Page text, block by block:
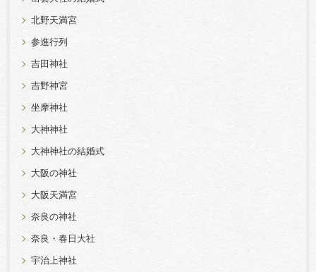
北野天満宮
参進行列
吉田神社
吉野神宮
坐摩神社
大神神社
大神神社の結婚式
大阪の神社
大阪天満宮
奈良の神社
奈良・春日大社
宇治上神社